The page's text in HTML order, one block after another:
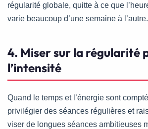
régularité globale, quitte à ce que
varie beaucoup d’une semaine à l’autre.
4. Miser sur la régularité
l’intensité
Quand le temps et l’énergie sont
privilégier des séances régulières et
viser de longues séances ambitieuses